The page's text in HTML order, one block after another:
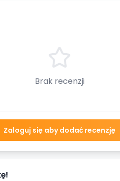
Brak recenzji
Zaloguj się aby dodać recenzję